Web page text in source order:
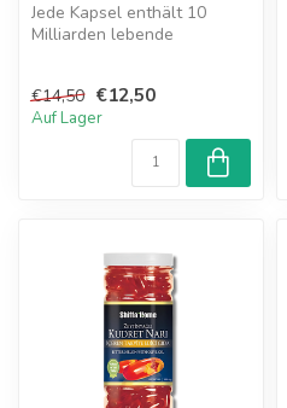
Jede Kapsel enthält 10
Milliarden lebende
€14,50 €12,50
Auf Lager